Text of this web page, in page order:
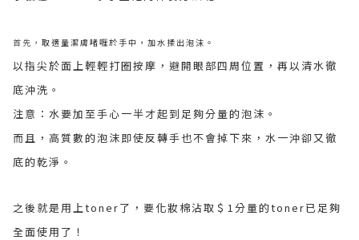
首先， 取適量潔膚啫喱於手中，加水揉出泡沫。
以指尖於面上輕輕打圈按摩，避開眼部四周位置，再以清水徹
底沖洗。
注意：水要加至手心一半才起到足夠分量的泡沫。
而且，高質數的泡沫即使反轉手也不會掉下來，水一沖卻又徹
底的乾淨。
之後就是用上toner了，要化妝棉沾取＄1分量的toner已足夠
全面使用了！